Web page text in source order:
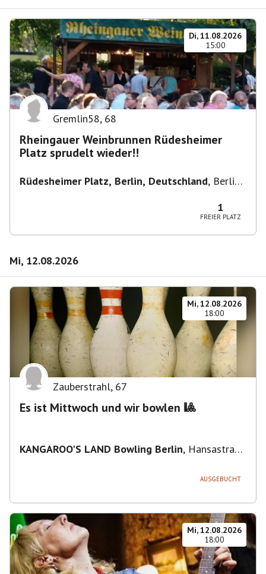
Di, 11.08.2026
15:00
Gremlin58, 68
Rheingauer Weinbrunnen Rüdesheimer
Platz sprudelt wieder!!
Rüdesheimer Platz, Berlin, Deutschland, Berlin-
1
FREIER PLATZ
Mi, 12.08.2026
Mi, 12.08.2026
18:00
Zauberstrahl, 67
Es ist Mittwoch und wir bowlen 🎱
KANGAROO'S LAND Bowling Berlin, Hansastraße
AUSGEBUCHT
Mi, 12.08.2026
18:00